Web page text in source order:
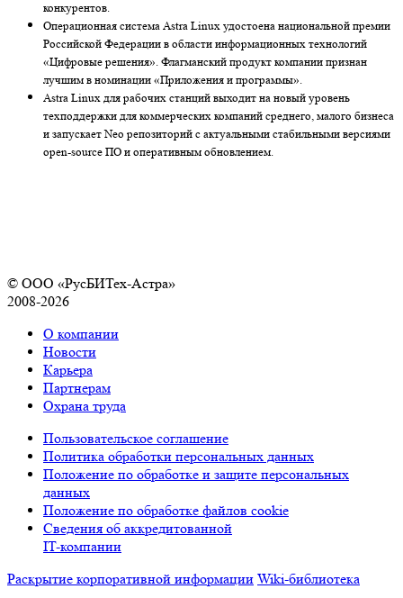
конкурентов.
Операционная система Astra Linux удостоена национальной премии
Российской Федерации в области информационных технологий
«Цифровые решения». Флагманский продукт компании признан
лучшим в номинации «Приложения и программы».
Astra Linux для рабочих станций выходит на новый уровень
техподдержки для коммерческих компаний среднего, малого бизнеса
и запускает Neo репозиторий с актуальными стабильными версиями
open-source ПО и оперативным обновлением.
© ООО «РусБИТех-Астра»
2008-2026
О компании
Новости
Карьера
Партнерам
Охрана труда
Пользовательское соглашение
Политика обработки персональных данных
Положение по обработке и защите персональных
данных
Положение по обработке файлов cookie
Сведения об аккредитованной
IT-компании
Раскрытие корпоративной информации Wiki-библиотека